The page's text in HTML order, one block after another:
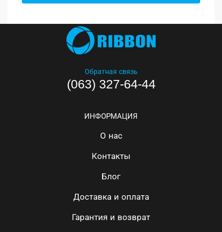
Обратная связь
(063) 327-64-44
ИНФОРМАЦИЯ
О нас
Контакты
Блог
Доставка и оплата
Гарантия и возврат